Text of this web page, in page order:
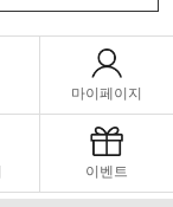
마이페이지
이벤트